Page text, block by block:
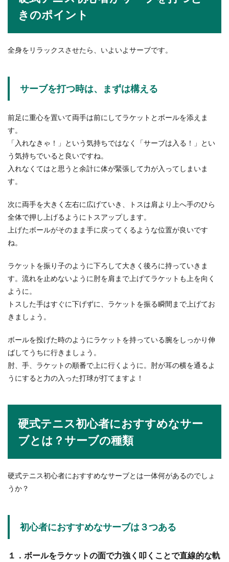
イメージがあ...
職歴証明書は、公務員に転職する際に提出を求め
いた会社...
学校の用務員の仕事内容とは？なるに
は？求められるもの
や清掃といった仕事が目立ちますが、主にどんな
仕事内容にな...
No Image
タイムを縮めよう
ます。コーナーがあるため、コーナーリングの練
習も必...
きのポイント
全身をリラックスさせたら、いよいよサーブです。
サーブを打つ時は、まずは構える
前足に重心を置いて両手は前にしてラケットとボールを添えま
す。
「入れなきゃ！」という気持ちではなく「サーブは入る！」とい
う気持ちでいると良いですね。
入れなくてはと思うと余計に体が緊張して力が入ってしまいま
す。
次に両手を大きく左右に広げていき、トスは肩より上へ手のひら
全体で押し上げるようにトスアップします。
上げたボールがそのまま手に戻ってくるような位置が良いです
ね。
ラケットを振り子のように下ろして大きく後ろに持っていきま
す。流れを止めないように肘を肩まで上げてラケットも上を向く
ように。
トスした手はすぐに下げずに、ラケットを振る瞬間まで上げてお
きましょう。
ボールを投げた時のようにラケットを持っている腕をしっかり伸
ばしてうちに行きましょう。
肘、手、ラケットの順番で上に行くように。肘が耳の横を通るよ
うにすると力の入った打球が打てますよ！
硬式テニス初心者におすすめなサー
ブとは？サーブの種類
硬式テニス初心者におすすめなサーブとは一体何があるのでしょ
うか？
初心者におすすめなサーブは３つある
１．ボールをラケットの面で力強く叩くことで直線的な軌